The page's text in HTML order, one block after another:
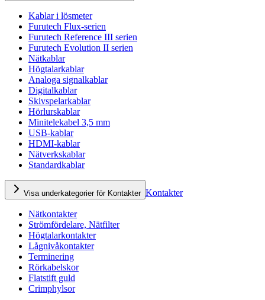
Kablar i lösmeter
Furutech Flux-serien
Furutech Reference III serien
Furutech Evolution II serien
Nätkablar
Högtalarkablar
Analoga signalkablar
Digitalkablar
Skivspelarkablar
Hörlurskablar
Minitelekabel 3,5 mm
USB-kablar
HDMI-kablar
Nätverkskablar
Standardkablar
Visa underkategorier för Kontakter Kontakter
Nätkontakter
Strömfördelare, Nätfilter
Högtalarkontakter
Lågnivåkontakter
Terminering
Rörkabelskor
Flatstift guld
Crimphylsor